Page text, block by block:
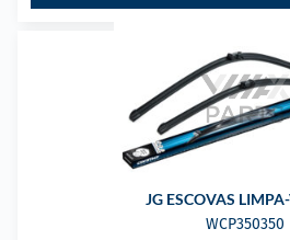
JG ESCOVAS
WCP350350